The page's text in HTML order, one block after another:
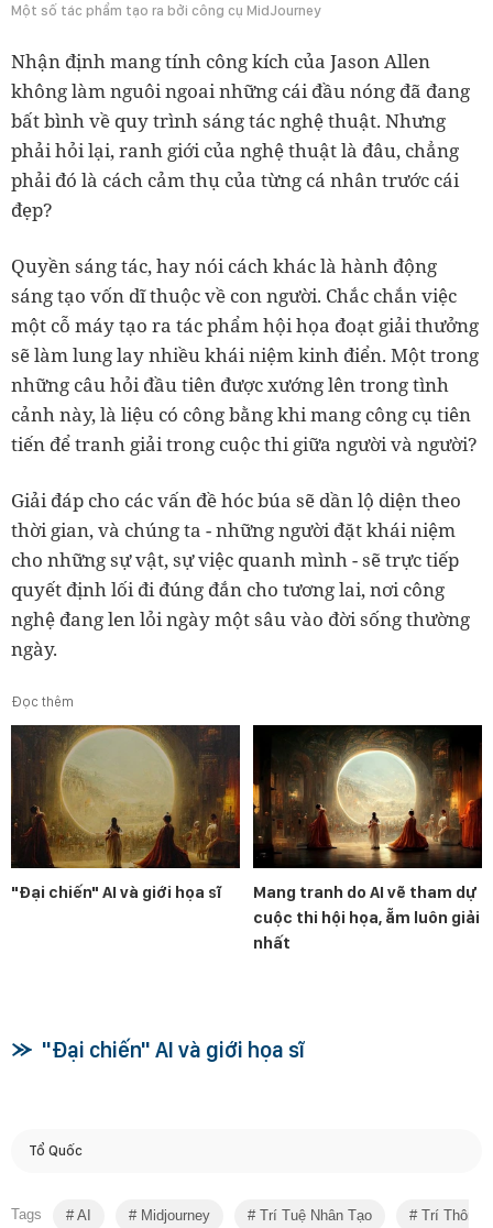
Một số tác phẩm tạo ra bởi công cụ MidJourney
Nhận định mang tính công kích của Jason Allen
không làm nguôi ngoai những cái đầu nóng đã đang
bất bình về quy trình sáng tác nghệ thuật. Nhưng
phải hỏi lại, ranh giới của nghệ thuật là đâu, chẳng
phải đó là cách cảm thụ của từng cá nhân trước cái
đẹp?
Quyền sáng tác, hay nói cách khác là hành động
sáng tạo vốn dĩ thuộc về con người. Chắc chắn việc
một cỗ máy tạo ra tác phẩm hội họa đoạt giải thưởng
sẽ làm lung lay nhiều khái niệm kinh điển. Một trong
những câu hỏi đầu tiên được xướng lên trong tình
cảnh này, là liệu có công bằng khi mang công cụ tiên
tiến để tranh giải trong cuộc thi giữa người và người?
Giải đáp cho các vấn đề hóc búa sẽ dần lộ diện theo
thời gian, và chúng ta - những người đặt khái niệm
cho những sự vật, sự việc quanh mình - sẽ trực tiếp
quyết định lối đi đúng đắn cho tương lai, nơi công
nghệ đang len lỏi ngày một sâu vào đời sống thường
ngày.
Đọc thêm
"Đại chiến" AI và giới họa sĩ
Mang tranh do AI vẽ tham dự
cuộc thi hội họa, ẵm luôn giải
nhất
"Đại chiến" AI và giới họa sĩ
Tổ Quốc
Tags AI Midjourney Trí Tuệ Nhân Tạo Trí Thông